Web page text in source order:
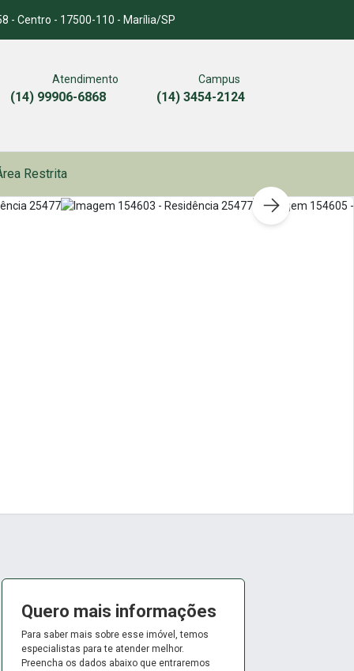
- Centro - 17500-110 - Marília/SP
Atendimento
(14) 99906-6868
Campus
(14) 3454-2124
Restrita
Quero mais informações
Para saber mais sobre esse imóvel, temos
especialistas para te atender melhor.
Preencha os dados abaixo que entraremos